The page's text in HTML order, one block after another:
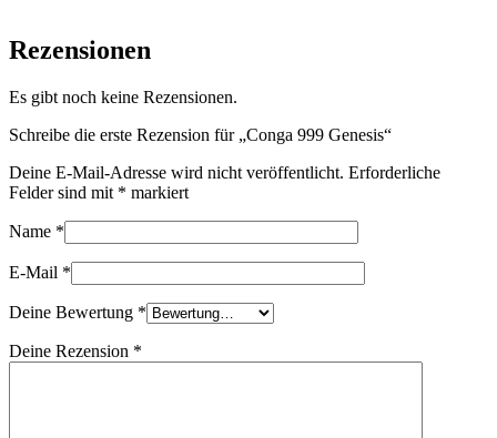
Rezensionen
Es gibt noch keine Rezensionen.
Schreibe die erste Rezension für „Conga 999 Genesis“
Deine E-Mail-Adresse wird nicht veröffentlicht. Erforderliche
Felder sind mit * markiert
Name *
E-Mail *
Deine Bewertung *
Deine Rezension *